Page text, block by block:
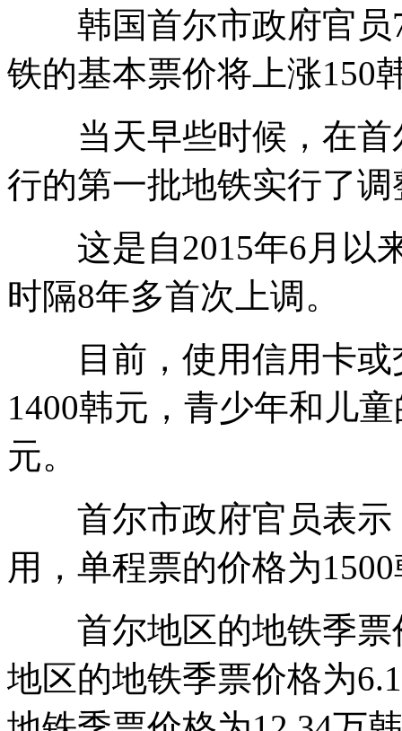
韩国首尔市政府官员7
铁的基本票价将上涨150
当天早些时候，在首
行的第一批地铁实行了
这是自2015年6月以
时隔8年多首次上调。
目前，使用信用卡或
1400韩元，青少年和儿
元。
首尔市政府官员表示
用，单程票的价格为
首尔地区的地铁季票
地区的地铁季票价格为